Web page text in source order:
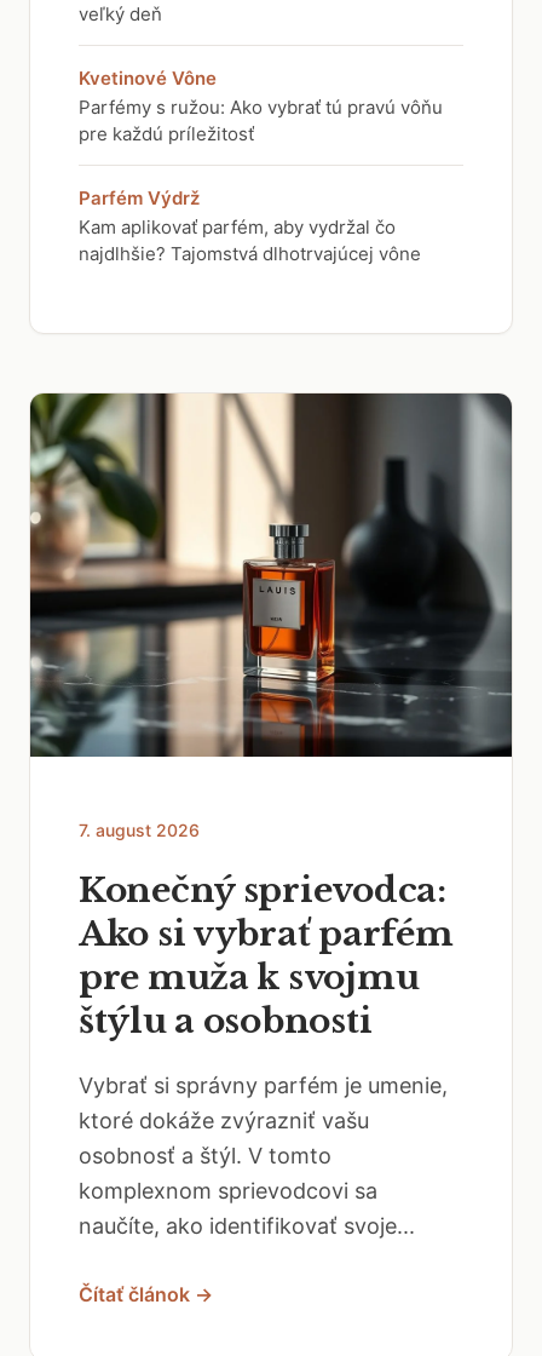
veľký deň
Kvetinové Vône
Parfémy s ružou: Ako vybrať tú pravú vôňu
pre každú príležitosť
Parfém Výdrž
Kam aplikovať parfém, aby vydržal čo
najdlhšie? Tajomstvá dlhotrvajúcej vône
7. august 2026
Konečný sprievodca:
Ako si vybrať parfém
pre muža k svojmu
štýlu a osobnosti
Vybrať si správny parfém je umenie,
ktoré dokáže zvýrazniť vašu
osobnosť a štýl. V tomto
komplexnom sprievodcovi sa
naučíte, ako identifikovať svoje...
Čítať článok →